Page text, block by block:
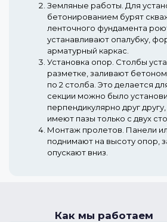
Земляные работы. Для
бетонированием бурят
ленточного фундамента
устанавливают опалубку,
арматурный каркас.
Установка опор. Столбы
разметке, заливают
по 2 столба. Это делается
секции можно было
перпендикулярно друг
имеют пазы только с двух
Монтаж пролетов. Панели
поднимают на высоту опор,
опускают вниз.
Как мы работаем